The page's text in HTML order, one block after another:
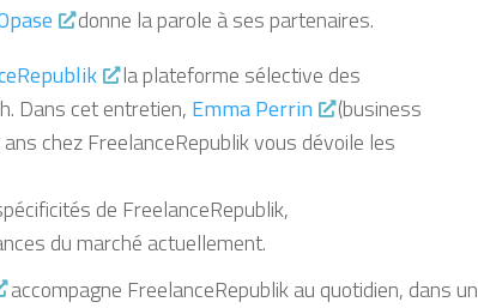
donne la parole à ses partenaires.
la plateforme sélective des
Dans cet entretien, Emma Perrin
(business
chez FreelanceRepublik vous dévoile les
de FreelanceRepublik,
du marché actuellement.
accompagne FreelanceRepublik au quotidien, dans un